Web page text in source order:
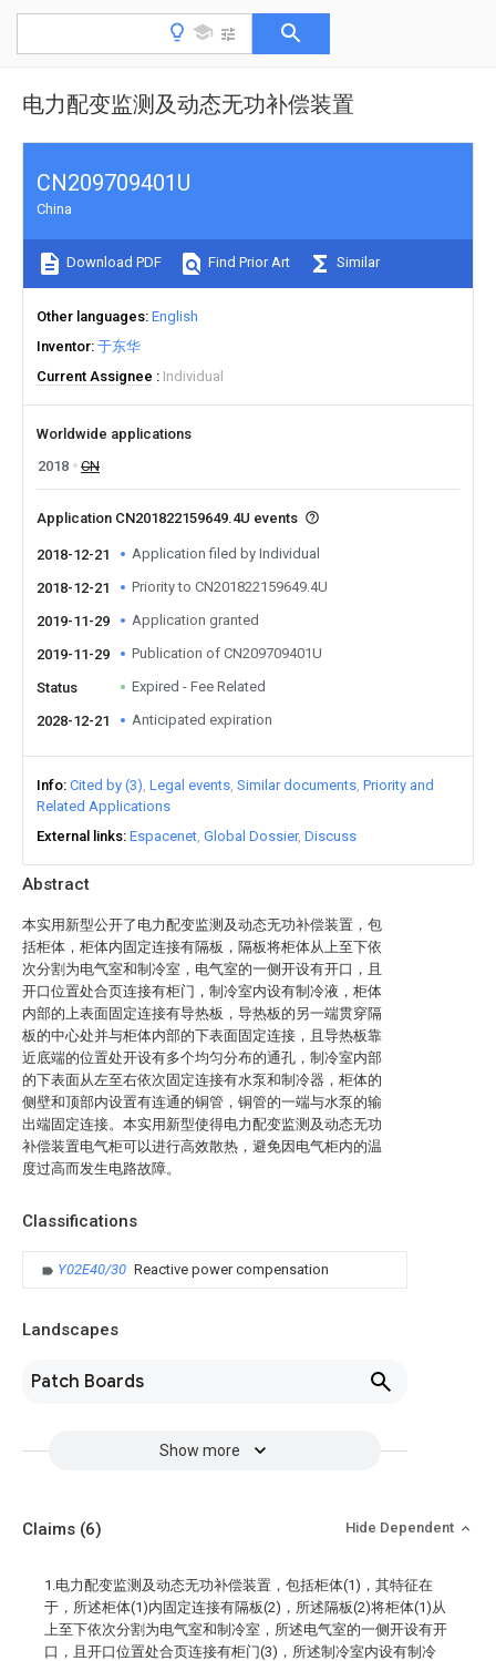
电力配变监测及动态无功补偿装置
Abstract
本实用新型公开了电力配变监测及动态无功补偿装置，包
括柜体，柜体内固定连接有隔板，隔板将柜体从上至下依
次分割为电气室和制冷室，电气室的一侧开设有开口，且
开口位置处合页连接有柜门，制冷室内设有制冷液，柜体
内部的上表面固定连接有导热板，导热板的另一端贯穿隔
板的中心处并与柜体内部的下表面固定连接，且导热板靠
近底端的位置处开设有多个均匀分布的通孔，制冷室内部
的下表面从左至右依次固定连接有水泵和制冷器，柜体的
侧壁和顶部内设置有连通的铜管，铜管的一端与水泵的输
出端固定连接。本实用新型使得电力配变监测及动态无功
补偿装置电气柜可以进行高效散热，避免因电气柜内的温
度过高而发生电路故障。
Classifications
Y02E40/30 Reactive power compensation
Landscapes
Patch Boards
Show more
CN209709401U
China
Download PDF Find Prior Art Similar
Other languages English
Inventor 于东华
Current Assignee
Individual
Worldwide applications
2018
CN
Application CN201822159649.4U events
2018-12-21 Application filed by Individual
2018-12-21 Priority to CN201822159649.4U
2019-11-29 Application granted
2019-11-29 Publication of CN209709401U
Status Expired - Fee Related
2028-12-21 Anticipated expiration
Info Cited by (3) Legal events Similar documents Priority and
Related Applications
External links Espacenet Global Dossier Discuss
Claims (6) Hide Dependent
1.电力配变监测及动态无功补偿装置，包括柜体(1)，其特征在
于，所述柜体(1)内固定连接有隔板(2)，所述隔板(2)将柜体(1)从
上至下依次分割为电气室和制冷室，所述电气室的一侧开设有开
口，且开口位置处合页连接有柜门(3)，所述制冷室内设有制冷